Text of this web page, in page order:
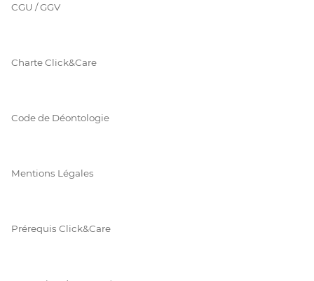
CGU / GGV
Charte Click&Care
Code de Déontologie
Mentions Légales
Prérequis Click&Care